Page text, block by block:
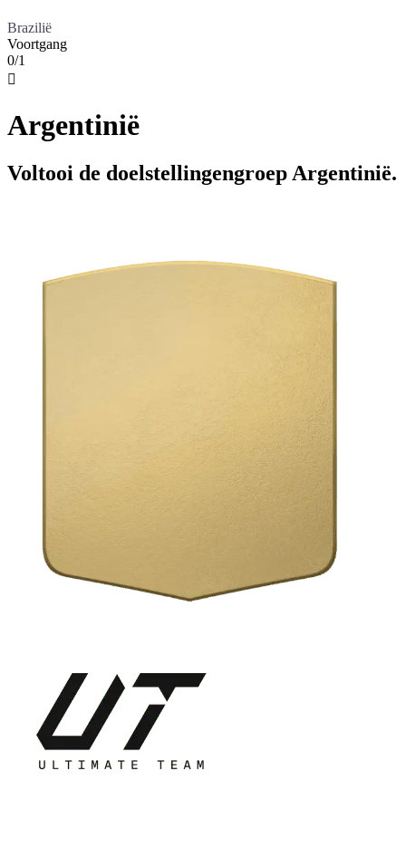
Brazilië
Voortgang
0/1

Argentinië
Voltooi de doelstellingengroep Argentinië.